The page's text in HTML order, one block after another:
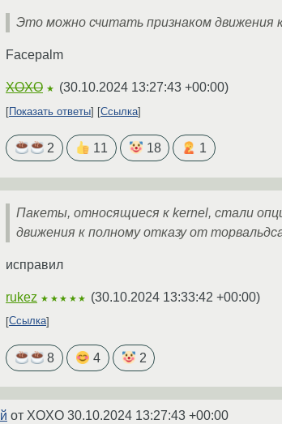
Это можно считать признаком движения
Facepalm
XOXO ★ (30.10.2024 13:27:43 +00:00)
Показать ответы Ссылка
2 11 18 1
Пакеты, относящиеся к kernel, стали
движения к полному отказу от
исправил
rukez ★★★★★ (30.10.2024 13:33:42 +00:00)
Ссылка
8 4 2
от XOXO 30.10.2024 13:27:43 +00:00